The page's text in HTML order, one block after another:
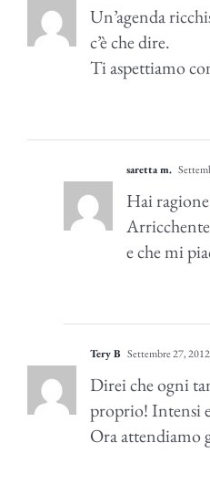
Un’agenda
c’è che dire.
Ti aspettiamo
saretta m.
Hai
e che mi
Tery B Settembre 27,
Direi che ogni
proprio! Intensi
Ora attendiamo